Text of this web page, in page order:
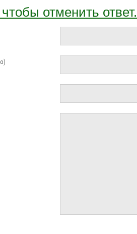
отменить ответ.